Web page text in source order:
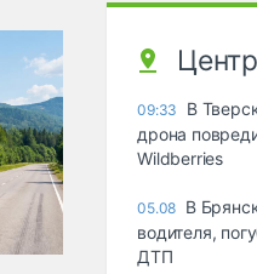
Центр
09:33
В
дрона
Wildberries
05.08 В
водителя,
ДТП